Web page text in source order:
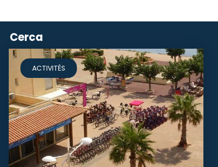
Cerca
ACTIVITÉS